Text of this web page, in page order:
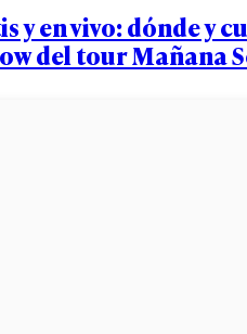
y en vivo: dónde y
del tour Mañana